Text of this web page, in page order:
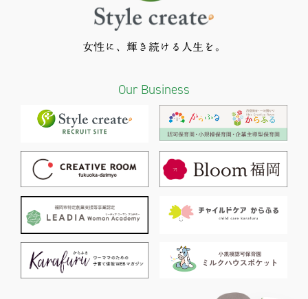
女性に、輝き続ける人生を。
Our Business